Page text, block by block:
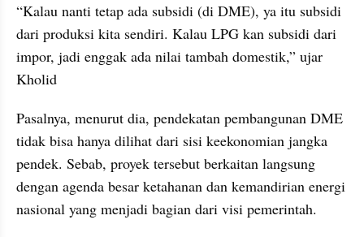
“Kalau nanti tetap ada subsidi (di DME), ya itu subsidi
dari produksi kita sendiri. Kalau LPG kan subsidi dari
impor, jadi enggak ada nilai tambah domestik,” ujar
Kholid
Pasalnya, menurut dia, pendekatan pembangunan DME
tidak bisa hanya dilihat dari sisi keekonomian jangka
pendek. Sebab, proyek tersebut berkaitan langsung
dengan agenda besar ketahanan dan kemandirian energi
nasional yang menjadi bagian dari visi pemerintah.